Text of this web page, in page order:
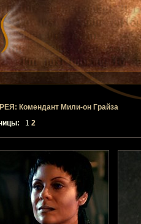
Комендант Мили-он Грайза
1 2